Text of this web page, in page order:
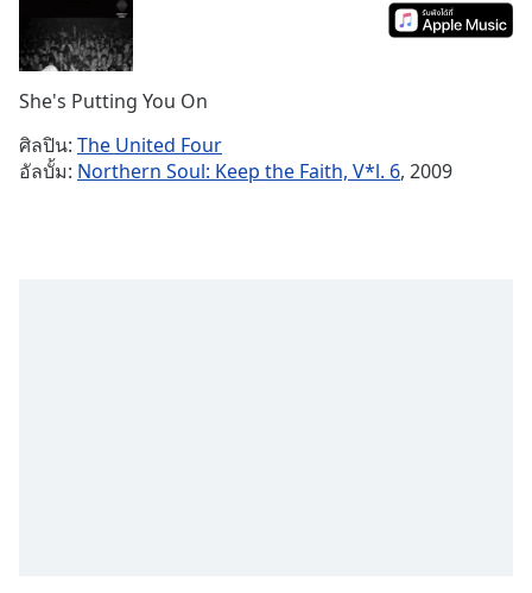
Stream
TypeLIVE
Seek to
live,
behind
liveLIVE
Remaining
She's Putting You On
ศิลปิน: The United Four
อัลบั้ม: Northern Soul: Keep the Faith, V*l. 6, 2009